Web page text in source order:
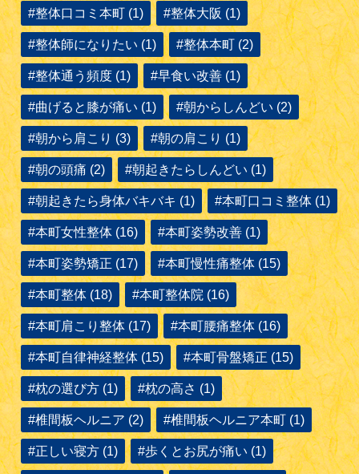
#整体口コミ本町 (1) #整体大阪 (1)
#整体師になりたい (1) #整体本町 (2)
#整体通う頻度 (1) #早食い改善 (1)
#曲げると膝が痛い (1) #朝からしんどい (2)
#朝から肩こり (3) #朝の肩こり (1)
#朝の頭痛 (2) #朝起きたらしんどい (1)
#朝起きたら身体バキバキ (1) #本町口コミ整体 (1)
#本町女性整体 (16) #本町姿勢改善 (1)
#本町姿勢矯正 (17) #本町慢性痛整体 (15)
#本町整体 (18) #本町整体院 (16)
#本町肩こり整体 (17) #本町腰痛整体 (16)
#本町自律神経整体 (15) #本町骨盤矯正 (15)
#枕の選び方 (1) #枕の高さ (1)
#椎間板ヘルニア (2) #椎間板ヘルニア本町 (1)
#正しい寝方 (1) #歩くとお尻が痛い (1)